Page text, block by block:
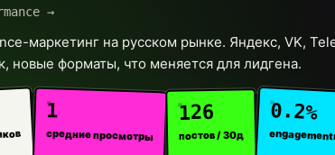
→
маркетинг на русском рынке. Яндекс, VK,
новые форматы, что меняется для лидгена.
1
средние просмотры
126
постов / 30д
0.2%
engagement